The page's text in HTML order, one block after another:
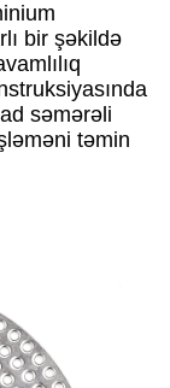
bir şəkildə
səmərəli
təmin